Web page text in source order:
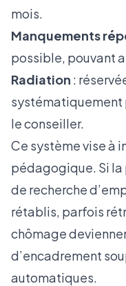
mois.
Manquements
possible, pouvant
Radiation :
systématiquement
le conseiller.
Ce système vise à
pédagogique. Si la
de recherche
rétablis, parfois
chômage
d’encadrement
automatiques.